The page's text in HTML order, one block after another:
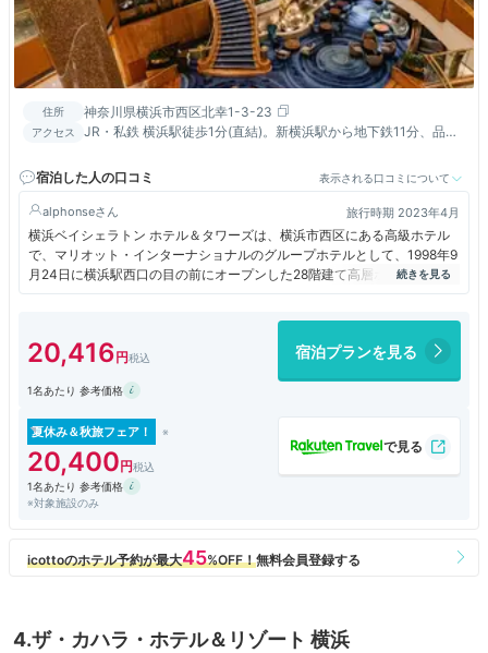
住所 神奈川県横浜市西区北幸1-3-23
アクセス
JR・私鉄 横浜駅徒歩1分(直結)。新横浜駅から地下鉄11分、品川
宿泊した人の口コミ
表示される口コミについて
alphonse 旅行時期 2023年4月
横浜ベイシェラトン ホテル＆タワーズは、横浜市西区にある高級ホテル
で、マリオット・インターナショナルのグループホテルとして、1998年9
月24日に横浜駅西口の目の前にオープンした28階建て高層ホテルです。
348室の客室と5つのレストラン、3つのバーラウンジ、フィットネスク
クラブ」が利用できる全室禁煙のクラブフロアになっています。
20,416 宿泊プランを見る
1名あたり 参考価格
夏休み＆秋旅フェア！
20,400
1名あたり 参考価格
※対象施設のみ
4.ザ・カハラ・ホテル＆リゾート 横浜